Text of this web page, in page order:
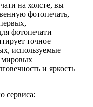
на холсте, вы
фотопечать,
фотопечати
точное
используемые
мировых
и яркость
сервиса: